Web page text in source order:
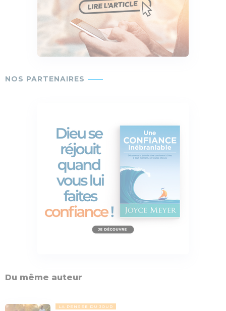
Du même auteur
LA PENSÉE DU JOUR